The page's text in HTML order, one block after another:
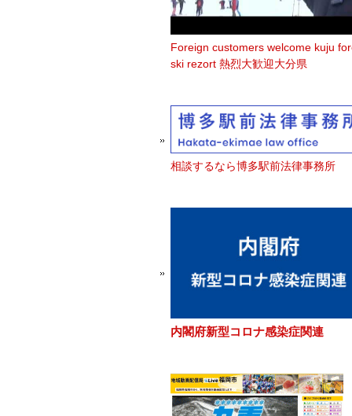
Foreign customers welcome kuju
ski rezort 熱烈大歓迎大分県
相談するなら博多駅前法律事務所
内閣府新型コロナ感染症関連